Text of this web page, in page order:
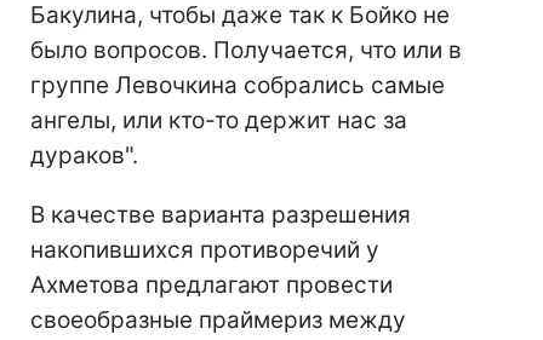
Бакулина, чтобы даже так к Бойко не
было вопросов. Получается, что или в
группе Левочкина собрались самые
ангелы, или кто-то держит нас за
дураков".
В качестве варианта разрешения
накопившихся противоречий у
Ахметова предлагают провести
своеобразные праймериз между